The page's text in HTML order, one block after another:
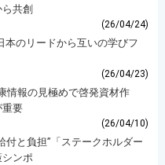
共創
(26/04/24)
のリードから互いの学びフ
(26/04/23)
情報の見極めで啓発資材作
要
(26/04/10)
と負担”「ステークホルダー
ンポ